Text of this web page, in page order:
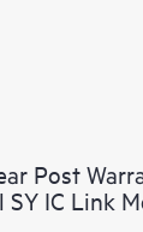
Post
SY IC Link